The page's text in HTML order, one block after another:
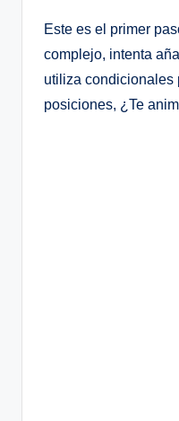
Este es el primer
complejo, intenta
utiliza condicionales
posiciones, ¿Te